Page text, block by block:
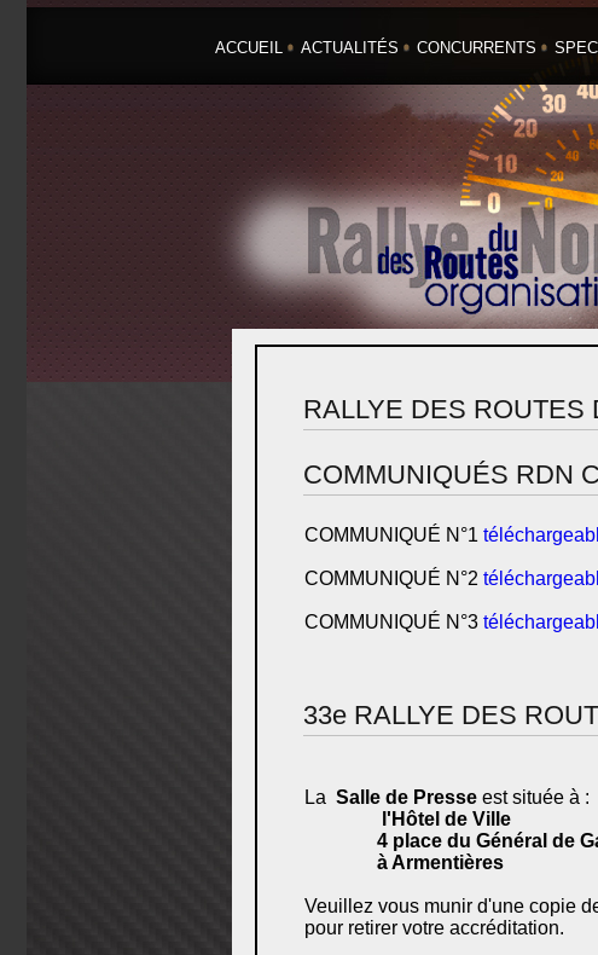
ACCUEIL ACTUALITÉS CONCURRENTS
RALLYE DES ROUTES
COMMUNIQUÉS RDN
COMMUNIQUÉ N°1
COMMUNIQUÉ N°2
COMMUNIQUÉ N°3
33e RALLYE DES
La Salle de Presse est située à :
l'Hôtel de Ville
4 place du Général de
à Armentières
Veuillez vous munir d'une copie
pour retirer votre accréditation.